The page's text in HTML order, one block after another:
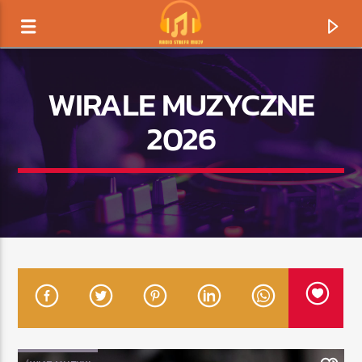
TERAZ GRAMY
TYTUŁ
ARTYSTA
WIRALE MUZYCZNE
2026